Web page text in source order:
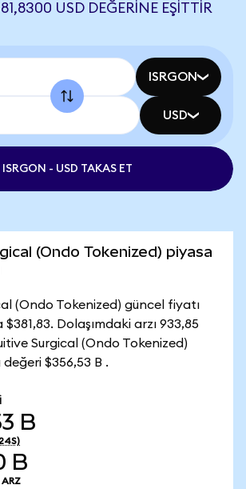
USD DEĞERINE EŞITTIR
ISRGON
USD
ISRGON - USD TAKAS ET
(Ondo Tokenized) piyasa
(Ondo Tokenized) güncel fiyatı
$381,83. Dolaşımdaki arzı 933,85
Surgical (Ondo Tokenized)
$356,53 B .
B
B